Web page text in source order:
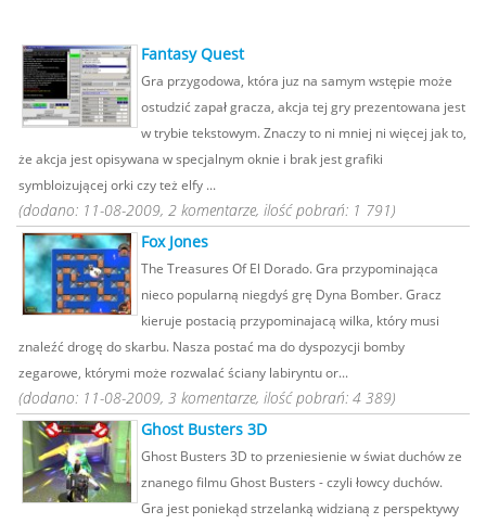
Fantasy Quest
Gra przygodowa, która juz na samym wstępie może
ostudzić zapał gracza, akcja tej gry prezentowana jest
w trybie tekstowym. Znaczy to ni mniej ni więcej jak to,
że akcja jest opisywana w specjalnym oknie i brak jest grafiki
symbloizującej orki czy też elfy ...
(dodano: 11-08-2009, 2 komentarze, ilość pobrań: 1 791)
Fox Jones
The Treasures Of El Dorado. Gra przypominająca
nieco popularną niegdyś grę Dyna Bomber. Gracz
kieruje postacią przypominajacą wilka, który musi
znaleźć drogę do skarbu. Nasza postać ma do dyspozycji bomby
zegarowe, którymi może rozwalać ściany labiryntu or...
(dodano: 11-08-2009, 3 komentarze, ilość pobrań: 4 389)
Ghost Busters 3D
Ghost Busters 3D to przeniesienie w świat duchów ze
znanego filmu Ghost Busters - czyli łowcy duchów.
Gra jest poniekąd strzelanką widzianą z perspektywy